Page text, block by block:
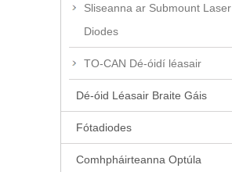
Sliseanna ar Submount Laser
Diodes
TO-CAN Dé-óidí léasair
Dé-óid Léasair Braite Gáis
Fótadiodes
Comhpháirteanna Optúla